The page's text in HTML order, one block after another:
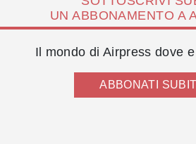
UN ABBONAMENTO A
Il mondo di Airpress dove
ABBONATI